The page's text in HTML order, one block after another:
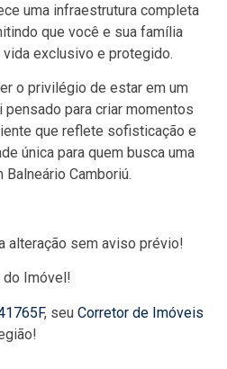
uma infraestrutura completa
que você e sua família
exclusivo e protegido.
o privilégio de estar em um
pensado para criar momentos
que reflete sofisticação e
única para quem busca uma
Camboriú.
alteração sem aviso prévio!
Imóvel!
, seu Corretor de Imóveis